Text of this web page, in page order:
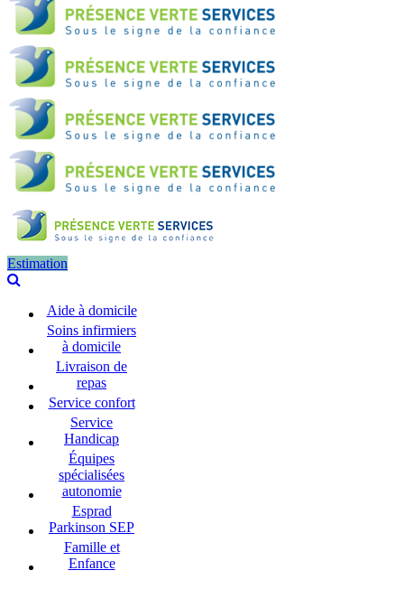
Estimation
Aide à domicile
Soins infirmiers
à domicile
Livraison de
repas
Service confort
Service
Handicap
Équipes
spécialisées
autonomie
Esprad
Parkinson SEP
Famille et
Enfance